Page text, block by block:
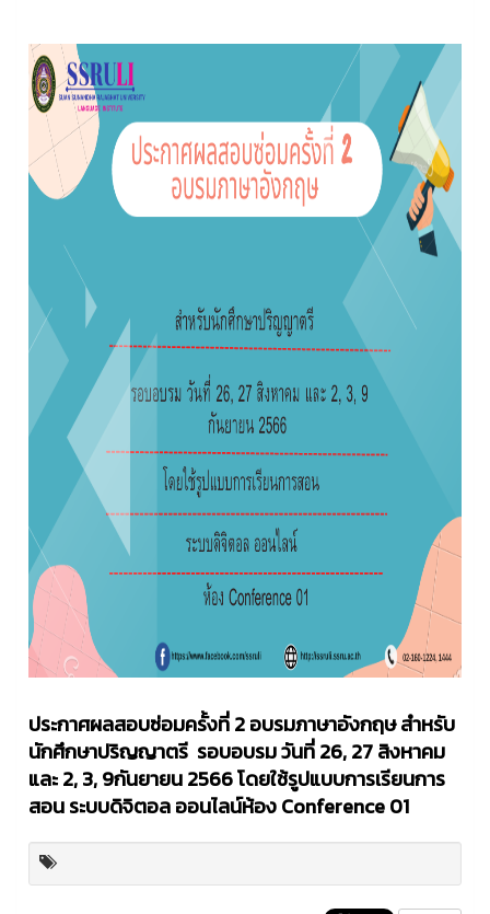
ประกาศผลสอบซ่อมครั้งที่ 2 อบรมภาษาอังกฤษ สำหรับ
นักศึกษาปริญญาตรี รอบอบรม วันที่ 26, 27 สิงหาคม
และ 2, 3, 9กันยายน 2566 โดยใช้รูปแบบการเรียนการ
สอน ระบบดิจิตอล ออนไลน์ห้อง Conference 01